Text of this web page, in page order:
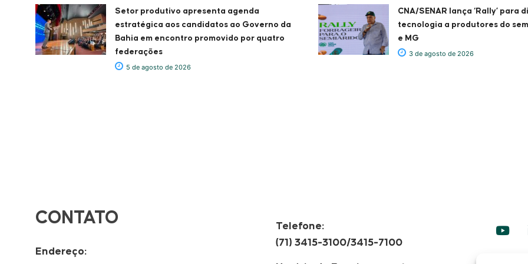
Setor produtivo apresenta agenda
estratégica aos candidatos ao Governo da
Bahia em encontro promovido por quatro
federações
5 de agosto de 2026
CNA/SENAR lança ‘Rally’ para
tecnologia a produtores do
e MG
3 de agosto de 2026
CONTATO
Endereço:
Telefone:
(71) 3415-3100/3415-7100